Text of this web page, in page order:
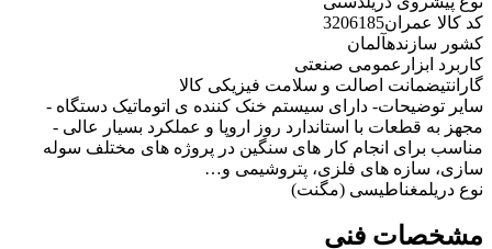
کد کالا عمران3206185
کشور سازندهآلمان
کاربرد ابزار عمومی صنعتی
گارانتیضمانت اصالت و سلامت فیزیکی کالا
سایر توضیحات- دارای سیستم خنک کننده ی اتوماتیک دستگاه -
مجهز به قطعات با استاندارد روز اروپا و عملکرد بسیار عالی -
مناسب برای انجام کار های سنگین در پروژه های مختلف سوله
سازی، سازه های فلزی، پتروشیمی و…
نوع دریلمغناطیسی (مگنت)
مشخصات فنی